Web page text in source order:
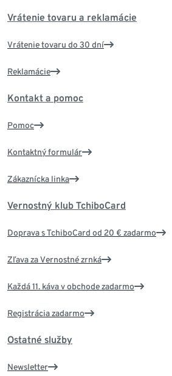
Vrátenie tovaru a reklamácie
Vrátenie tovaru do 30 dní
Reklamácie
Kontakt a pomoc
Pomoc
Kontaktný formulár
Zákaznícka linka
Vernostný klub TchiboCard
Doprava s TchiboCard od 20 € zadarmo
Zľava za Vernostné zrnká
Každá 11. káva v obchode zadarmo
Registrácia zadarmo
Ostatné služby
Newsletter